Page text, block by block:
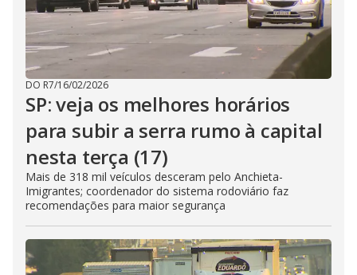
DO R7/16/02/2026
SP: veja os melhores horários
para subir a serra rumo à capital
nesta terça (17)
Mais de 318 mil veículos desceram pelo Anchieta-
Imigrantes; coordenador do sistema rodoviário faz
recomendações para maior segurança